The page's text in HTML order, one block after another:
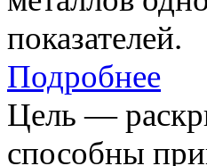
показателей.
Подробнее
Цель —
способны